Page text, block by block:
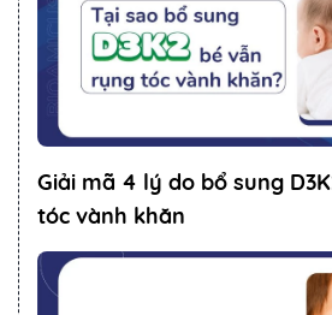
Giải mã 4 lý do bổ sung
tóc vành khăn